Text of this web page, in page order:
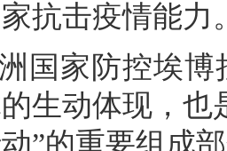
抗击疫情能力
国家防控埃
生动体现，也
”的重要组成